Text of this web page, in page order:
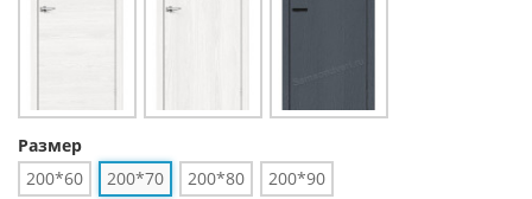
Размер
200*60
200*70 200*80 200*90